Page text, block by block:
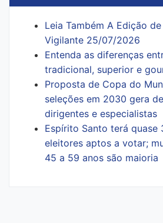
Leia Também A Edição
Vigilante 25/07/2026
Entenda as diferenças
tradicional, superior e
Proposta de Copa do
seleções em 2030 gera
dirigentes e especialistas
Espírito Santo terá quase
eleitores aptos a votar;
45 a 59 anos são maioria